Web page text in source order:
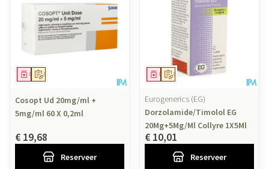
Op voorschrift
Geneesmiddel
Cosopt Ud 20mg/ml +
5mg/ml 60 X 0,2ml
€ 19,68
Reserveer
Op voorschrift
Geneesmiddel
Eurogenerics (EG)
Dorzolamide/Timolol EG
20Mg+5Mg/Ml Collyre 1X5Ml
€ 10,01
Reserveer